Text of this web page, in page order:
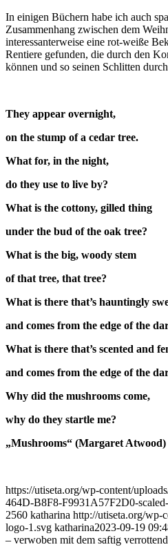
In einigen Büchern habe ich auch
Zusammenhang zwischen dem
interessanterweise eine rot-weiße
Rentiere gefunden, die durch den
können und so seinen Schlitten
They appear overnight,
on the stump of a cedar tree.
What for, in the night,
do they use to live by?
What is the cottony, gilled thing
under the bud of the oak tree?
What is the big, woody stem
of that tree, that tree?
What is there that’s hauntingly
and comes from the edge of the
What is there that’s scented and
and comes from the edge of the
Why did the mushrooms come,
why do they startle me?
„Mushrooms“ (Margaret Atwood)
https://utiseta.org/wp-content/
464D-B8F8-F9931A57F2D0-
2560 katharina http://utiseta.org/wp-
logo-1.svg katharina2023-09-19
– verwoben mit dem saftig